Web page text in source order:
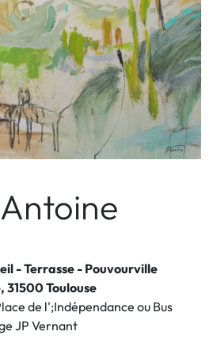
- Terrasse - Pouvourville
31500 Toulouse
de l';Indépendance ou Bus
JP Vernant